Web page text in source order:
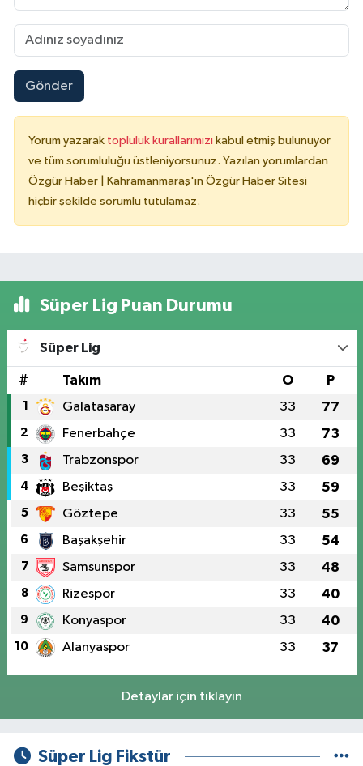
Gönder
Yorum yazarak topluluk kurallarımızı kabul etmiş bulunuyor
ve tüm sorumluluğu üstleniyorsunuz. Yazılan yorumlardan
Özgür Haber | Kahramanmaraş'ın Özgür Haber Sitesi
hiçbir şekilde sorumlu tutulamaz.
Süper Lig Puan Durumu
Süper Lig
# Takım O P
1 Galatasaray 33 77
2 Fenerbahçe 33 73
3 Trabzonspor 33 69
4 Beşiktaş 33 59
5 Göztepe 33 55
6 Başakşehir 33 54
7 Samsunspor 33 48
8 Rizespor 33 40
9 Konyaspor 33 40
10 Alanyaspor 33 37
Detaylar için tıklayın
Süper Lig Fikstür